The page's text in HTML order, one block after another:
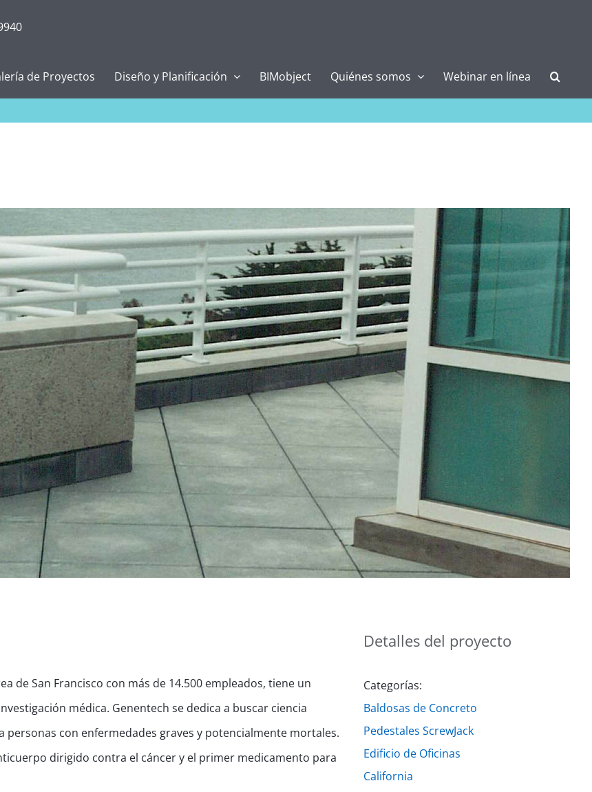
de Proyectos Diseño y Planificación BIMobject Quiénes somos Webinar en línea
de San Francisco con más de 14.500 empleados, tiene un
médica. Genentech se dedica a buscar ciencia
con enfermedades graves y potencialmente mortales.
dirigido contra el cáncer y el primer medicamento para
Detalles del proyecto
Categorías:
Baldosas de Concreto
Pedestales ScrewJack
Edificio de Oficinas
California